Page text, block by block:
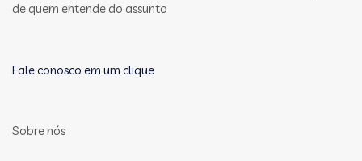
de quem entende do assunto
Fale conosco em um clique
Sobre nós